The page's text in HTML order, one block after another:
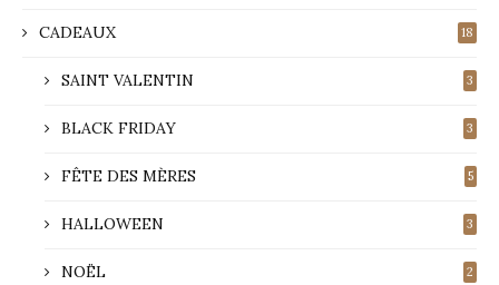
CADEAUX 18
SAINT VALENTIN 3
BLACK FRIDAY 3
FÊTE DES MÈRES 5
HALLOWEEN 3
NOËL 2